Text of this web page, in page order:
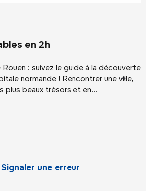
en 2h
Rouen : suivez le guide à la découverte
normande ! Rencontrer une ville,
plus beaux trésors et en...
Signaler une erreur